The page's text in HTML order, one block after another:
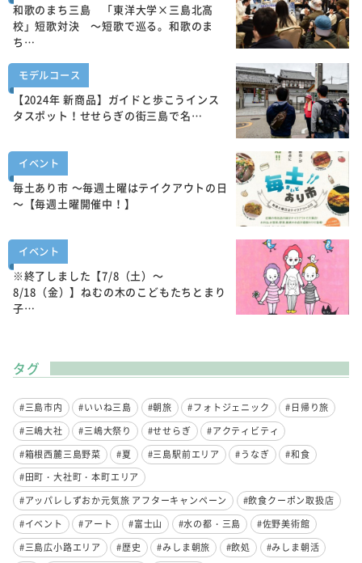
和歌のまち三島 「東洋大学×三島北高
校」短歌対決 ～短歌で巡る。和歌のま
ち…
モデルコース
【2024年 新商品】ガイドと歩こうインス
タスポット！せせらぎの街三島で名…
イベント
毎土あり市 ～毎週土曜はテイクアウトの日
～【毎週土曜開催中！】
イベント
※終了しました【7/8（土）～
8/18（金）】ねむの木のこどもたちとまり
子…
タグ
#三島市内 #いいね三島 #朝旅 #フォトジェニック
#日帰り旅
#三嶋大社
#三嶋大祭り #せせらぎ
#アクティビティ
#箱根西麓三島野菜
#夏 #三島駅前エリア #うなぎ
#和食
#田町・大社町・本町エリア
#アッパレしずおか元気旅 アフターキャンペーン
#飲食クーポン取扱店
#イベント
#アート #富士山 #水の都・三島
#佐野美術館
#三島広小路エリア
#歴史 #みしま朝旅 #飲処
#みしま朝活